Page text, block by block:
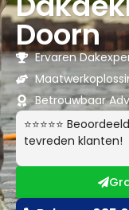
Doorn
Ervaren
Betrouwbaar
⭐⭐⭐⭐⭐
tevreden klanten!